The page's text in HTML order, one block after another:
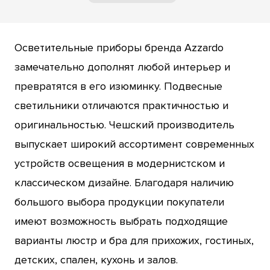
Осветительные приборы бренда Azzardo
замечательно дополнят любой интерьер и
превратятся в его изюминку. Подвесные
светильники отличаются практичностью и
оригинальностью. Чешский производитель
выпускает широкий ассортимент современных
устройств освещения в модернистском и
классическом дизайне. Благодаря наличию
большого выбора продукции покупатели
имеют возможность выбрать подходящие
варианты люстр и бра для прихожих, гостиных,
детских, спален, кухонь и залов.